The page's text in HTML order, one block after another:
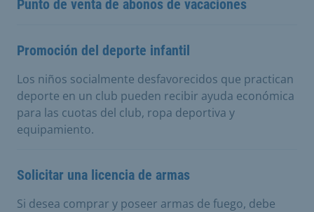
Punto de venta de abonos de vacaciones
Promoción del deporte infantil
Los niños socialmente desfavorecidos que practican
deporte en un club pueden recibir ayuda económica
para las cuotas del club, ropa deportiva y
equipamiento.
Solicitar una licencia de armas
Si desea comprar y poseer armas de fuego, debe